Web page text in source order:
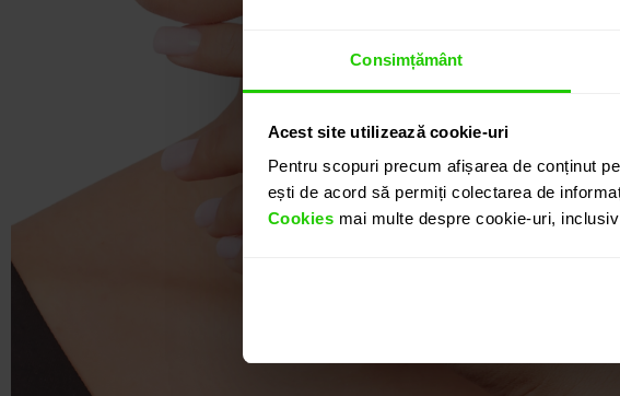
Consimțământ
Acest site utilizează cookie-uri
Pentru scopuri precum afișarea de conținut
ești de acord să permiți colectarea de
Cookies mai multe despre cookie-uri,